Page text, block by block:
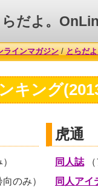
らだよ。
ラインマガジン/とらだ
キング
のみ）
虎通
同人誌
同人アイ